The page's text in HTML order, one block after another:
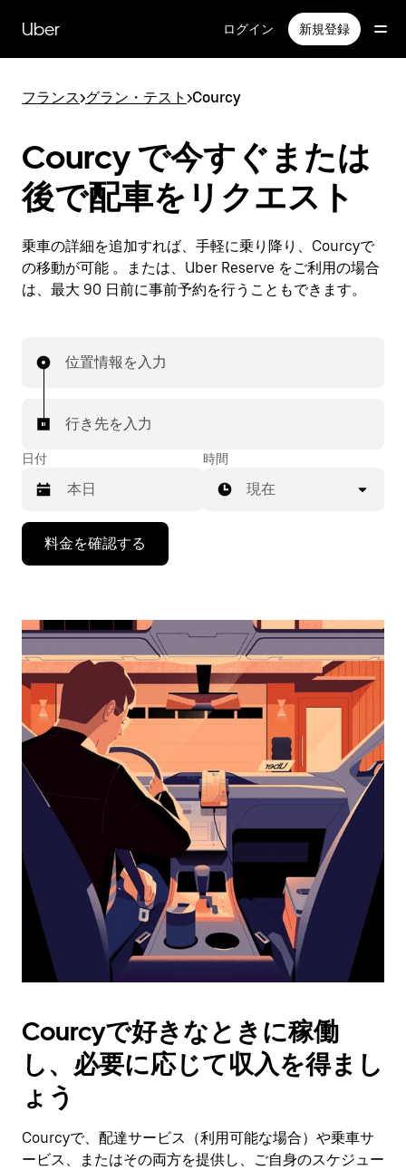
Uber ログイン 新規登録
フランス>グラン・テスト >Courcy
Courcy で今すぐまたは
後で配車をリクエスト
乗車の詳細を追加すれば、手軽に乗り降り、Courcyで
の移動が可能 。または、Uber Reserve をご利用の場合
は、最大 90 日前に事前予約を行うこともできます。
位置情報を入力
行き先を入力
日付
で
ン
ダ
ー
を
操
作
し、
を
選
択
す。
ン
で
カ
ン
ー
を
時間
現在
料金を確認する
Courcyで好きなときに稼働
し、必要に応じて収入を得まし
ょう
Courcyで、配達サービス（利用可能な場合）や乗車サ
ービス、またはその両方を提供し、ご自身のスケジュー